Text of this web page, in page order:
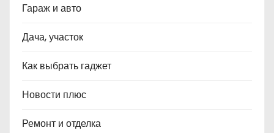
Гараж и авто
Дача, участок
Как выбрать гаджет
Новости плюс
Ремонт и отделка